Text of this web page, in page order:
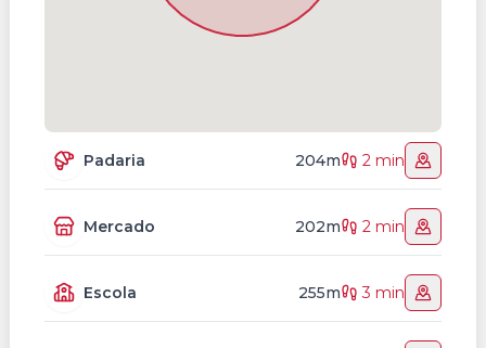
Padaria 204m 2 min
Mercado 202m 2 min
Escola 255m 3 min